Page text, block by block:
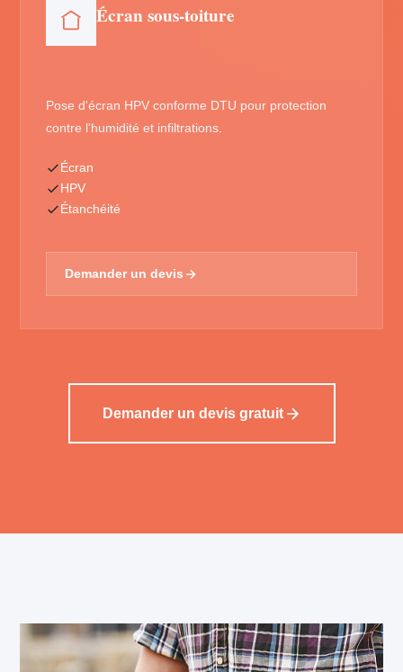
Écran sous-toiture
Pose d'écran HPV conforme DTU pour protection
contre l'humidité et infiltrations.
Écran
HPV
Étanchéité
Demander un devis
Demander un devis gratuit